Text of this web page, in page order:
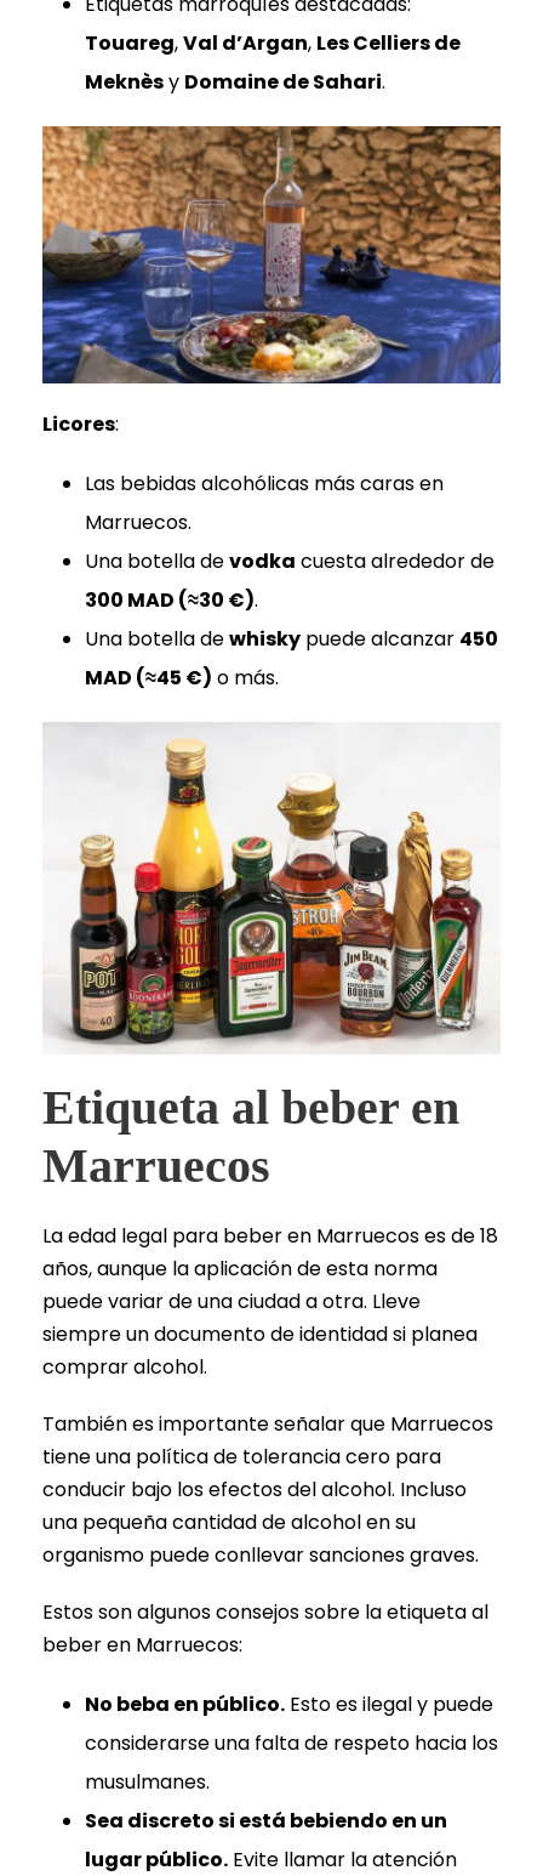
Touareg,Val d’Argan, Les Celliers de
Meknèsy Domaine de Sahari.
Licores:
Las bebidas alcohólicas más caras en
Marruecos.
Una botella devodka cuesta alrededor de
300 MAD (≈30 €).
Una botella dewhisky puede alcanzar 450
MAD (≈45 €) o más.
Etiqueta al beber en
Marruecos
La edad legal para beber en Marruecos es de 18
años, aunque la aplicación de esta norma
puede variar de una ciudad a otra. Lleve
siempre un documento de identidad si planea
comprar alcohol.
También es importante señalar que Marruecos
tiene una política de tolerancia cero para
conducir bajo los efectos del alcohol. Incluso
una pequeña cantidad de alcohol en su
organismo puede conllevar sanciones graves.
Estos son algunos consejos sobre la etiqueta al
beber en Marruecos:
No beba en público. Esto es ilegal y puede
considerarse una falta de respeto hacia los
musulmanes.
Sea discreto si está bebiendo en un
lugar público. Evite llamar la atención